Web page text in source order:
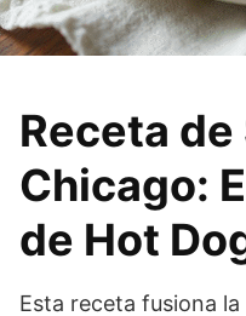
Receta
Chicago:
de Hot
Esta receta fusiona